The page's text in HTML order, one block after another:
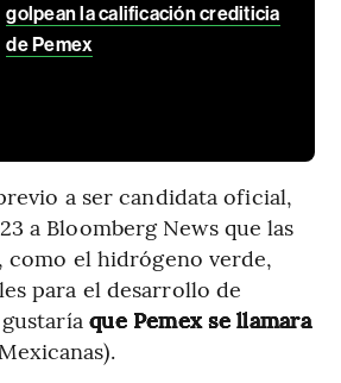
golpean la calificación crediticia
de Pemex
a ser candidata oficial,
a Bloomberg News que las
como el hidrógeno verde,
para el desarrollo de
que Pemex se llamara